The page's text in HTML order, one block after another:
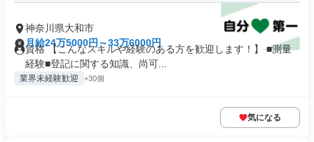
神奈川県大和市
月給24万5000円～33万6000円
資格 【こんなスキルや経験のある方を歓迎します！】 ■測量
経験■登記に関する知識、尚可...
業界未経験歓迎 +30個
気になる